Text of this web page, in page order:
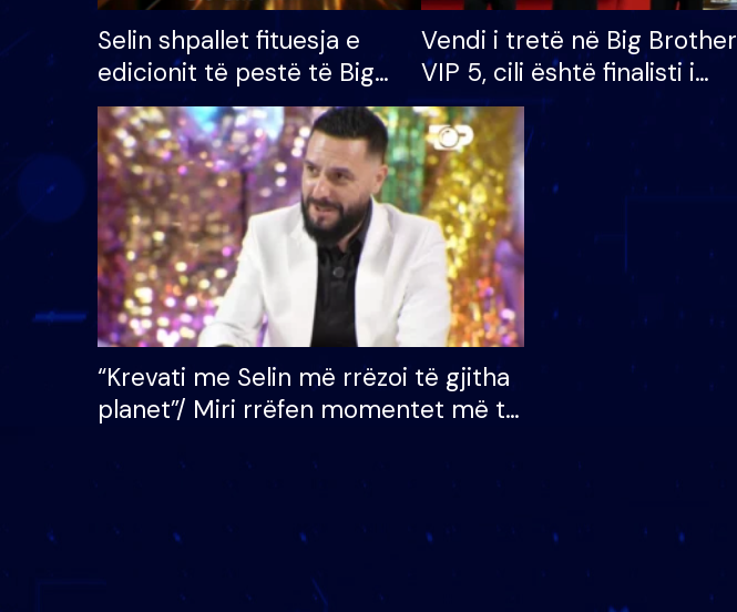
Selin shpallet fituesja e
edicionit të pestë të Big
Brother VIP, rrëmben
çmimin e madh prej 100
mijë eurosh
Vendi i tretë në Big Brother
VIP 5, cili është finalisti i
radhës që lë shtëpinë
“Krevati me Selin më rrëzoi të gjitha
planet”/ Miri rrëfen momentet më të
mungojë zilja e mëngjesit kur…